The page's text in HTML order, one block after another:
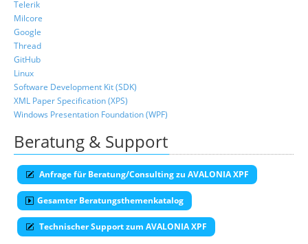
Telerik
Milcore
Google
Thread
GitHub
Linux
Software Development Kit (SDK)
XML Paper Specification (XPS)
Windows Presentation Foundation (WPF)
Beratung & Support
Anfrage für Beratung/Consulting zu AVALONIA XPF
Gesamter Beratungsthemenkatalog
Technischer Support zum AVALONIA XPF